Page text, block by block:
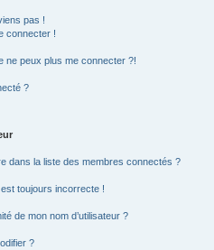
pas !
connecter !
ne peux plus me connecter ?!
?
dans la liste des membres connectés ?
est toujours incorrecte !
de mon nom d’utilisateur ?
?